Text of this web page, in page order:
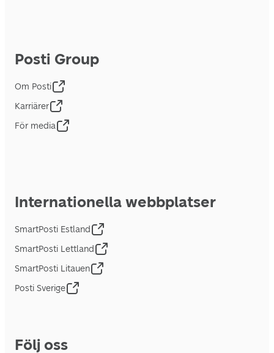
Posti Group
Om Posti
Karriärer
För media
Internationella webbplatser
SmartPosti Estland
SmartPosti Lettland
SmartPosti Litauen
Posti Sverige
Följ oss